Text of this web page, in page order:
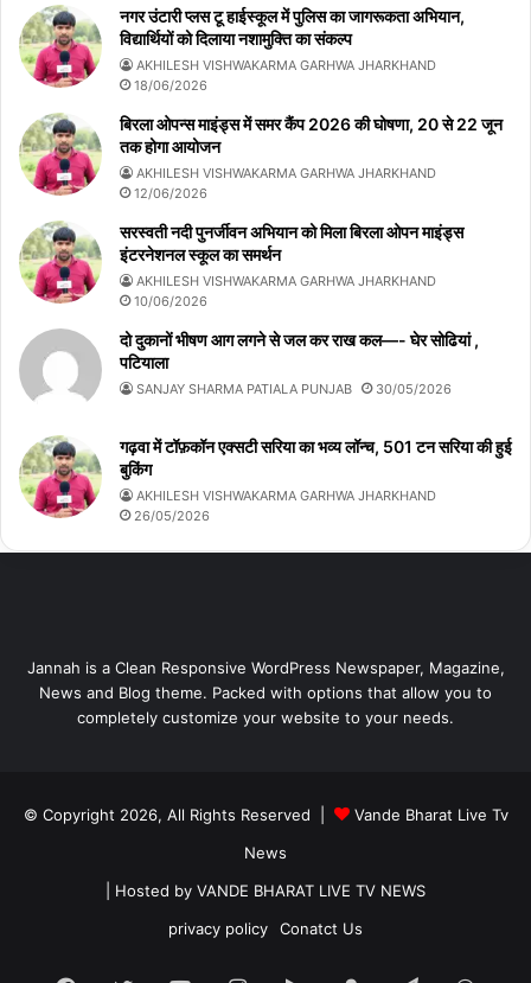
नगर उंटारी प्लस टू हाईस्कूल में पुलिस का जागरूकता अभियान,
विद्यार्थियों को दिलाया नशामुक्ति का संकल्प
AKHILESH VISHWAKARMA GARHWA JHARKHAND
18/06/2026
बिरला ओपन्स माइंड्स में समर कैंप 2026 की घोषणा, 20 से 22 जून
तक होगा आयोजन
AKHILESH VISHWAKARMA GARHWA JHARKHAND
12/06/2026
सरस्वती नदी पुनर्जीवन अभियान को मिला बिरला ओपन माइंड्स
इंटरनेशनल स्कूल का समर्थन
AKHILESH VISHWAKARMA GARHWA JHARKHAND
10/06/2026
दो दुकानों भीषण आग लगने से जल कर राख कल—- घेर सोढियां ,
पटियाला
SANJAY SHARMA PATIALA PUNJAB 30/05/2026
गढ़वा में टॉफ़कॉन एक्सटी सरिया का भव्य लॉन्च, 501 टन सरिया की हुई
बुकिंग
AKHILESH VISHWAKARMA GARHWA JHARKHAND
26/05/2026
Jannah is a Clean Responsive WordPress Newspaper, Magazine,
News and Blog theme. Packed with options that allow you to
completely customize your website to your needs.
© Copyright 2026, All Rights Reserved |
Vande Bharat Live Tv
News
| Hosted by VANDE BHARAT LIVE TV NEWS
privacy policy
Conatct Us